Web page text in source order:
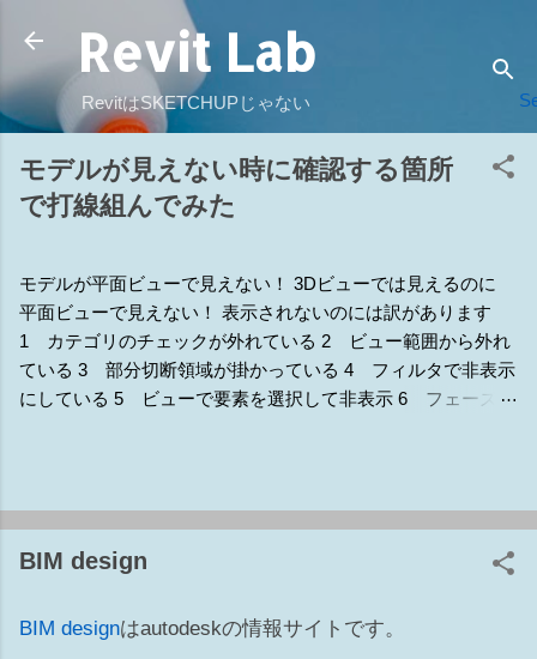
スキップしてメイン コンテンツに移動
Revit Lab
RevitはSKETCHUPじゃない
モデルが見えない時に確認する箇所
で打線組んでみた
モデルが平面ビューで見えない！ 3Dビューでは見えるのに
平面ビューで見えない！ 表示されないのには訳があります
1 カテゴリのチェックが外れている 2 ビュー範囲から外れ
ている 3 部分切断領域が掛かっている 4 フィルタで非表示
にしている 5 ビューで要素を選択して非表示 6 フェーズの
ク（線種変更） 補4 ビューの専門分野 補5 デザインオプシ
してもし、リビール側に要素があれば1か5が原因 ■要素があ
ル側も！）あれば3が原因かも ■トリミングのオンオフもして
BIM design
BIM designはautodeskの情報サイトです。